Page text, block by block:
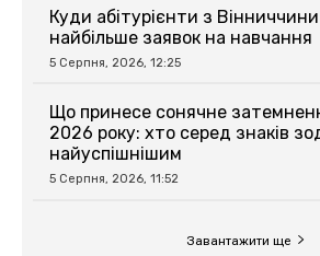
Куди абітурієнти з
найбільше заявок на навчання
5 Серпня, 2026, 12:25
Що принесе сонячне
2026 року: хто серед знаків
найуспішнішим
5 Серпня, 2026, 11:52
Завантажити ще